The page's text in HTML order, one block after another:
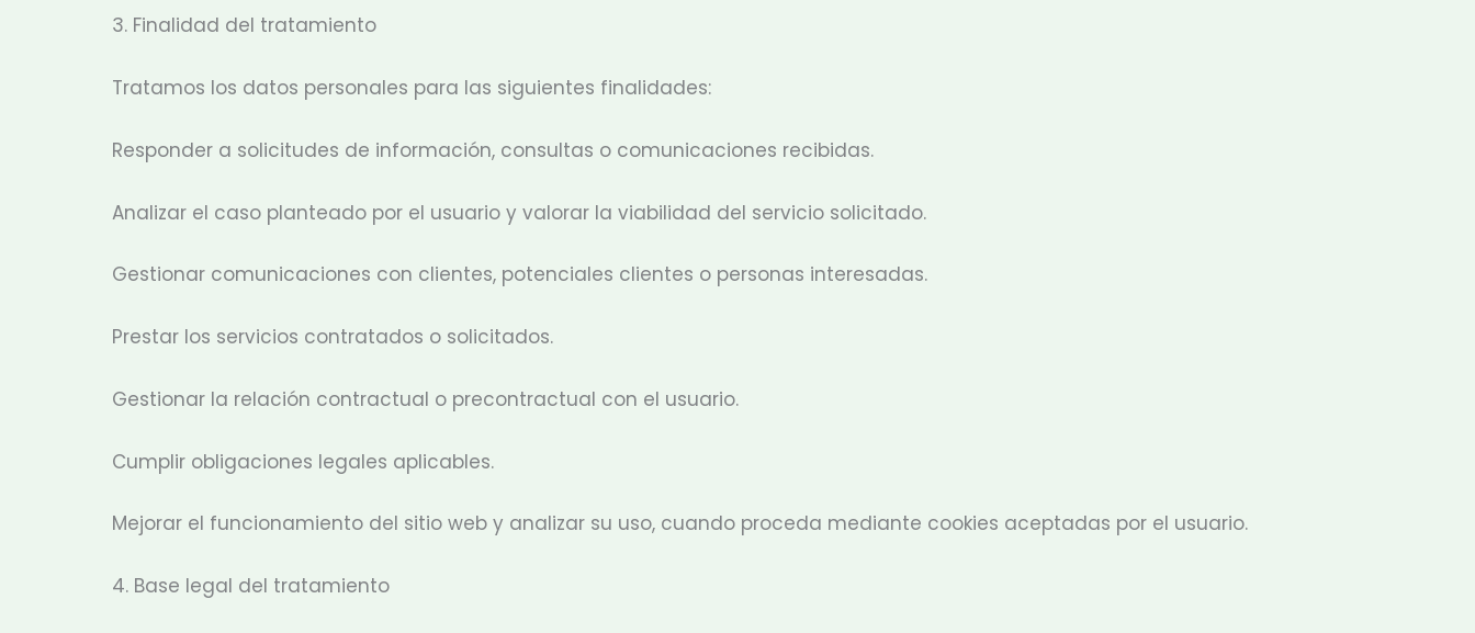
3. Finalidad del tratamiento
Tratamos los datos personales para las siguientes finalidades:
Responder a solicitudes de información, consultas o comunicaciones recibidas.
Analizar el caso planteado por el usuario y valorar la viabilidad del servicio solicitado.
Gestionar comunicaciones con clientes, potenciales clientes o personas interesadas.
Prestar los servicios contratados o solicitados.
Gestionar la relación contractual o precontractual con el usuario.
Cumplir obligaciones legales aplicables.
Mejorar el funcionamiento del sitio web y analizar su uso, cuando proceda mediante cookies aceptadas por el usuario.
4. Base legal del tratamiento